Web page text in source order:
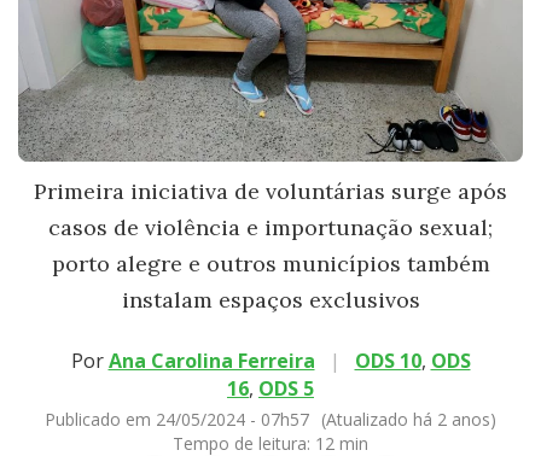
Primeira iniciativa de voluntárias surge após
casos de violência e importunação sexual;
porto alegre e outros municípios também
instalam espaços exclusivos
PorAna Carolina Ferreira | ODS 10, ODS
16, ODS 5
Publicado em 24/05/2024 - 07h57 (Atualizado há 2 anos)
Tempo de leitura: 12 min